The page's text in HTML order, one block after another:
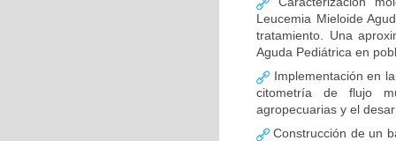
Leucemia Mieloide
tratamiento. Una
Aguda Pediátrica en
Implementación en
citometría de flujo
agropecuarias y el
Construcción de un